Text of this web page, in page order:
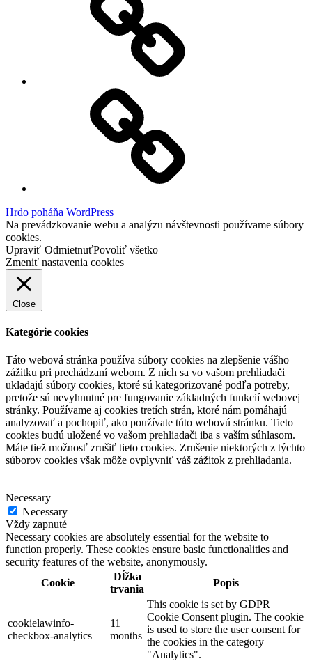
Hrdo poháňa WordPress
Na prevádzkovanie webu a analýzu návštevnosti používame súbory
cookies.
Upraviť OdmietnuťPovoliť všetko
Zmeniť nastavenia cookies
Close
Kategórie cookies
Táto webová stránka používa súbory cookies na zlepšenie vášho
zážitku pri prechádzaní webom. Z nich sa vo vašom prehliadači
ukladajú súbory cookies, ktoré sú kategorizované podľa potreby,
pretože sú nevyhnutné pre fungovanie základných funkcií webovej
stránky. Používame aj cookies tretích strán, ktoré nám pomáhajú
analyzovať a pochopiť, ako používate túto webovú stránku. Tieto
cookies budú uložené vo vašom prehliadači iba s vaším súhlasom.
Máte tiež možnosť zrušiť tieto cookies. Zrušenie niektorých z týchto
súborov cookies však môže ovplyvniť váš zážitok z prehliadania.
Necessary
Necessary
Vždy zapnuté
Necessary cookies are absolutely essential for the website to
function properly. These cookies ensure basic functionalities and
security features of the website, anonymously.
Cookie
Dĺžka
trvania
Popis
cookielawinfo-
checkbox-analytics
11
months
This cookie is set by GDPR
Cookie Consent plugin. The cookie
is used to store the user consent for
the cookies in the category
"Analytics".